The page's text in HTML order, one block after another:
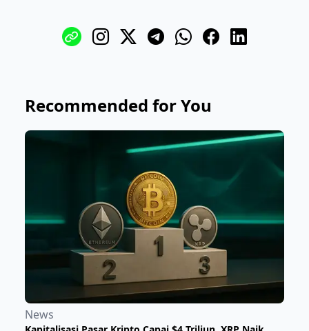
Recommended for You
News